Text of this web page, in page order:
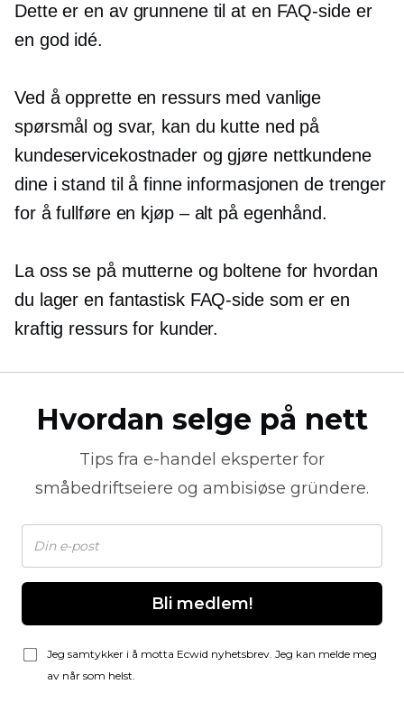
Dette er en av grunnene til at en FAQ-side er
en god idé.
Ved å opprette en ressurs med vanlige
spørsmål og svar, kan du kutte ned på
kundeservicekostnader og gjøre nettkundene
dine i stand til å finne informasjonen de trenger
for å fullføre en kjøp – alt på egenhånd.
La oss se på mutterne og boltene for hvordan
du lager en fantastisk FAQ-side som er en
kraftig ressurs for kunder.
Hvordan selge på nett
Tips fra e-handel eksperter for
småbedriftseiere og ambisiøse gründere.
Bli medlem!
Jeg samtykker i å motta Ecwid nyhetsbrev. Jeg kan melde meg
av når som helst.